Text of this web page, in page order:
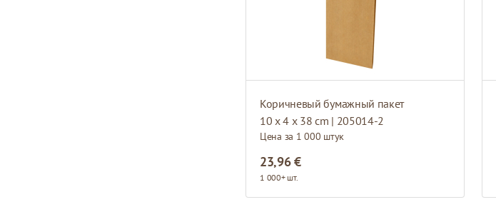
Коричневый бумажный пакет
10 x 4 x 38 cm | 205014-2
Цена за 1 000 штук
23,96 €
1 000+ шт.